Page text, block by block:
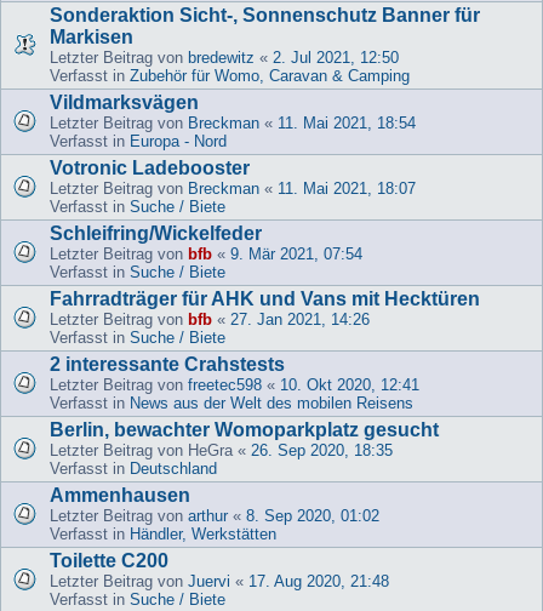
Sonderaktion Sicht-, Sonnenschutz Banner für
Markisen
Letzter Beitrag von bredewitz « 2. Jul 2021, 12:50
Verfasst in Zubehör für Womo, Caravan & Camping
Vildmarksvägen
Letzter Beitrag von Breckman « 11. Mai 2021, 18:54
Verfasst in Europa - Nord
Votronic Ladebooster
Letzter Beitrag von Breckman « 11. Mai 2021, 18:07
Verfasst in Suche / Biete
Schleifring/Wickelfeder
Letzter Beitrag von bfb « 9. Mär 2021, 07:54
Verfasst in Suche / Biete
Fahrradträger für AHK und Vans mit Hecktüren
Letzter Beitrag von bfb « 27. Jan 2021, 14:26
Verfasst in Suche / Biete
2 interessante Crahstests
Letzter Beitrag von freetec598 « 10. Okt 2020, 12:41
Verfasst in News aus der Welt des mobilen Reisens
Berlin, bewachter Womoparkplatz gesucht
Letzter Beitrag von HeGra« 26. Sep 2020, 18:35
Verfasst in Deutschland
Ammenhausen
Letzter Beitrag von arthur « 8. Sep 2020, 01:02
Verfasst in Händler, Werkstätten
Toilette C200
Letzter Beitrag von Juervi « 17. Aug 2020, 21:48
Verfasst in Suche / Biete